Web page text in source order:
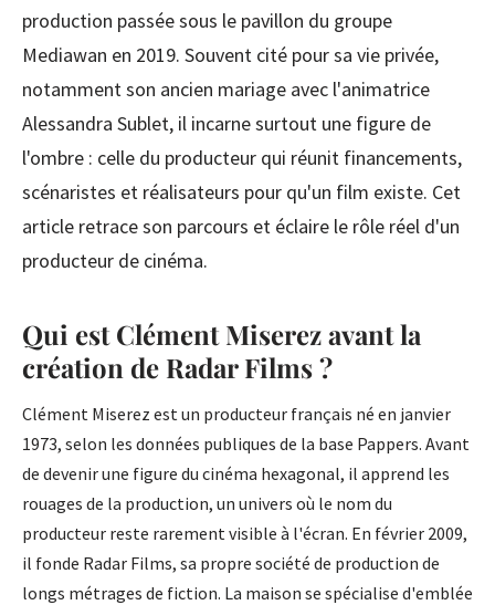
production passée sous le pavillon du groupe
Mediawan en 2019. Souvent cité pour sa vie privée,
notamment son ancien mariage avec l'animatrice
Alessandra Sublet, il incarne surtout une figure de
l'ombre : celle du producteur qui réunit financements,
scénaristes et réalisateurs pour qu'un film existe. Cet
article retrace son parcours et éclaire le rôle réel d'un
producteur de cinéma.
Qui est Clément Miserez avant la
création de Radar Films ?
Clément Miserez est un producteur français né en janvier
1973, selon les données publiques de la base Pappers. Avant
de devenir une figure du cinéma hexagonal, il apprend les
rouages de la production, un univers où le nom du
producteur reste rarement visible à l'écran. En février 2009,
il fonde Radar Films, sa propre société de production de
longs métrages de fiction. La maison se spécialise d'emblée